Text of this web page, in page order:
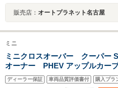
販売店： オートプラネット名古屋
ミニ
ミニクロスオーバー クーパー
オーナー PHEV アップルカ
ETC2.0 クルーズコントロー
中古車
ディーラー保証 車両品質評価書付 購入プラ